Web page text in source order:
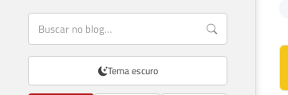
Tema escuro